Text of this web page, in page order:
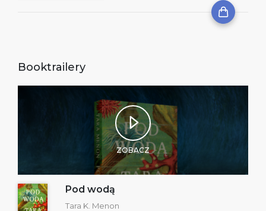
Booktrailery
ZOBACZ
Pod wodą
Tara K. Menon